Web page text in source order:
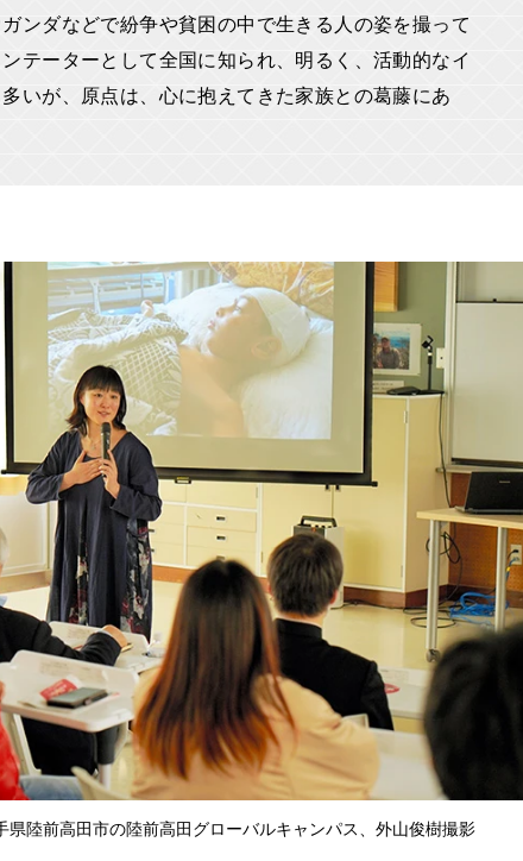
ンダなどで紛争や貧困の中で生きる人の姿を撮って
テーターとして全国に知られ、明るく、活動的なイ
いが、原点は、心に抱えてきた家族との葛藤にあ
県陸前高田市の陸前高田グローバルキャンパス、外山俊樹撮影